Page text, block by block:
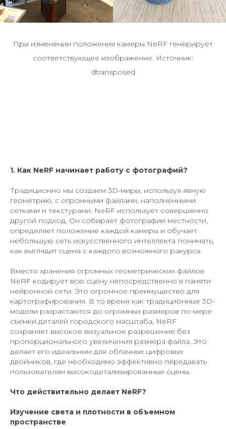
При изменении положения камеры NeRF генерирует
соответствующее изображение. Источник:
dtransposed
1. Как NeRF начинает работу с фотографий?
Традиционно мы создаем 3D-миры, используя явную
геометрию, с огромными файлами, наполненными
сетками и текстурами. NeRF использует совершенно
другой подход. Он собирает фотографии местности,
определяет положение каждой камеры и обучает
небольшую сеть искусственного интеллекта понимать,
как выглядит сцена с каждого возможного ракурса.
Вместо хранения огромных геометрических файлов
NeRF кодирует всю сцену непосредственно в памяти
нейронной сети. Это огромное преимущество для
картографирования. В то время как традиционные 3D-
модели разрастаются до огромных размеров по мере
съемки деталей городского масштаба, NeRF
сохраняет высокое визуальное разрешение без
пропорционального увеличения размера файла. Это
делает его идеальным для облачных цифровых
двойников, где необходимо эффективно передавать
пользователям высокодетализированные сцены.
Что действительно делает NeRF?
Изучение света и плотности в объемном
пространстве